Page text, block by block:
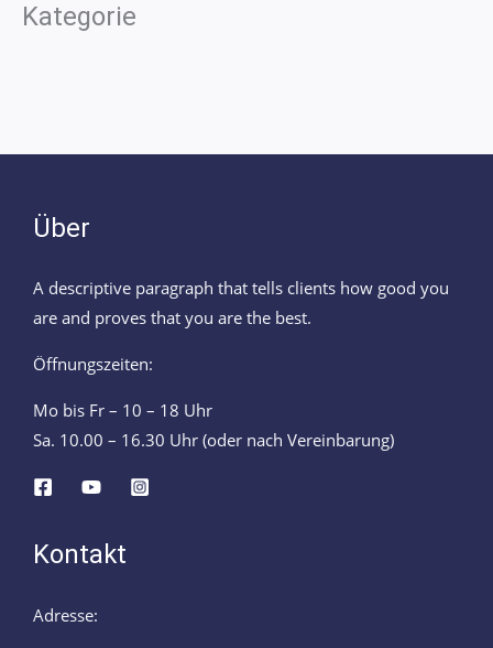
Kategorie
Über
A descriptive paragraph that tells clients how good you
are and proves that you are the best.
Öffnungszeiten:
Mo bis Fr – 10 – 18 Uhr
Sa. 10.00 – 16.30 Uhr (oder nach Vereinbarung)
Kontakt
Adresse: